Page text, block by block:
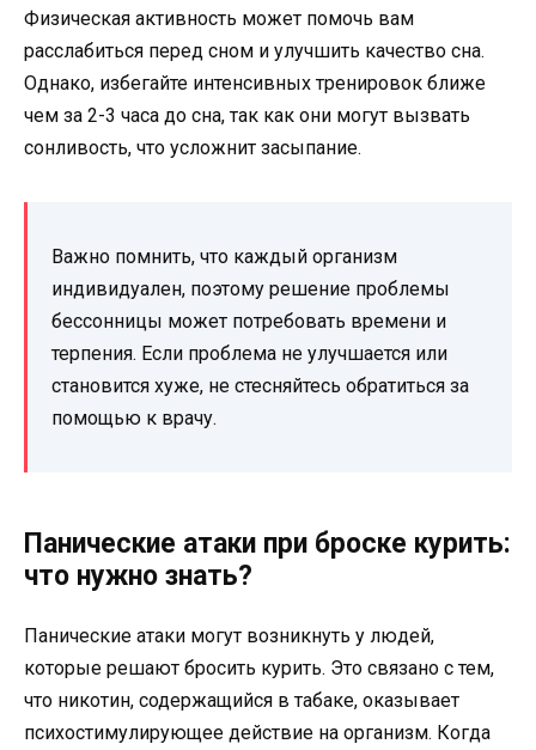
Физическая активность может помочь вам
расслабиться перед сном и улучшить качество сна.
Однако, избегайте интенсивных тренировок ближе
чем за 2-3 часа до сна, так как они могут вызвать
сонливость, что усложнит засыпание.
Важно помнить, что каждый организм
индивидуален, поэтому решение проблемы
бессонницы может потребовать времени и
терпения. Если проблема не улучшается или
становится хуже, не стесняйтесь обратиться за
помощью к врачу.
Панические атаки при броске курить:
что нужно знать?
Панические атаки могут возникнуть у людей,
которые решают бросить курить. Это связано с тем,
что никотин, содержащийся в табаке, оказывает
психостимулирующее действие на организм. Когда